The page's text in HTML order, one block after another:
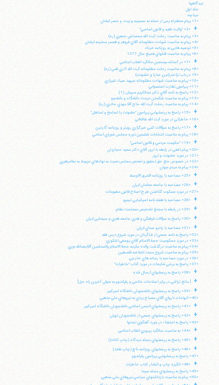
دیدگاهها
جلد اول
ديباچه:
«1» پيام معظم له پس از حمله به حسينيه و بيت، و حصر ايشان
+
«2» "ولايت فقيه و قانون اساسي"
«3» پيام به مناسبت رحلت آيت الله محمدتقي جعفري (ره)
«4» پيام به مناسبت شهادت مظلومانه آقاي فروهر و همسر محترمه ايشان
«5» توصيه هايي به روزنامه خرداد
«6» پيام به مناسبت قتلهاي فجيع سال 1377
+
«7» در آستانه بيستمين سالگرد انقلاب اسلامي
«8» پيام به مناسبت رحلت مظلومانه آيت الله آذري قمي (ره)
«9» در باب تزاحم (دين، مدارا و خشونت)
«10» پيام به مناسبت شهادت مظلومانه سپهبد صياد شيرازي
«11» پيرامون نظارت استصوابي
«12» پاسخ به نامه آقاي دكتر عبدالكريم سروش (1)
«13» پيام به مناسبت شكستن حرمت دانشگاه و دانشجو
«14» پپام به مناسبت رحلت آيت الله حاج آقا مهدي حائري (ره)
+
«15» پاسخ به پرسشهايي پيرامون "خشونت يا تسامح و تساهل"
«16» خاطراتي در مورد آيت الله طالقاني
+
«17» پاسخ به سؤالات كتبي خبرگزاري رويتر و روزنامه گاردين
«18» پيام به مناسبت انتخابات ششمين دوره مجلس شوراي اسلامي
+
«19» "حكومت مردمي و قانون اساسي"
«20» پيام تلفني در رابطه با ترور آقاي دكتر سعيد حجاريان
«21» در مورد خشونت و ترور
«22» در خصوص منع حق تحقيق و تفحص مجلس نسبت به نهادهاي مربوط به مقامرهبري
«24» پيام به مردم جهان
+ «25» مصاحبه با روزنامه الشرق الاوسط
+
«26» مصاحبه با جامعه معلمان ايران
«27» در مورد مسكوت گذاشتن طرح اصلاح قانون مطبوعات
+ «28» مصاحبه با هفته نامه اسپانيايي تيمپو
+ «29» در رابطه با مجمع تشخيص مصلحت نظام
+ «30» پاسخ به سؤالات فرهنگي و هنري جامعه هنري و سينمايي ايران
+
«31» مصاحبه با راديو صداي ايران
«32» پاسخ به نامه جمعي از شاگردان در مورد شروع درس فقه
«33» در مورد محكوميت حجة الاسلام آقاي يوسفي اشكوري
«34» پيام به مناسبت درگذشت والده مكرمه حجة الاسلام والمسلمين آقايعبدالله نوري
«35» پيام به مناسبت شروع مجدد انتفاضه فلسطين
«36» در مورد مصاحبه با رسانه هاي خارجي
«37» پاسخ به برخي شايعات در مورد كتاب "خاطرات"
+ «38» پاسخ به پرسشهاي ارسال شده
+ [ مانع تراشي در برابر اصلاحات خاتمي و رفراندوم به عنوان آخرين راه حل]
+
«39» پاسخ به پرسشهاي دانشجويان دانشگاه اميركبير
«40» اتهامات نارواي آقاي مصباح يزدي به نيروهاي ملي مذهبي
+ «41» پاسخ به پرسشهاي انجمن اسلامي دانشجويان دانشگاه اميركبير
+
«42» پاسخ به پرسشهاي جمعي از دانشجويان تهران
«43» پاسخ به استفتاء در مورد گفتگوي تمدنها
+ «44» به مناسبت سالگرد پيروزي انقلاب اسلامي
+ «45» پاسخ به پرسشهاي مجله ديدگاه (چاپ كانادا)
+
«46» پاسخ به پرسشهاي روزنامه داچ (چاپ هلند)
«47» پاسخ به پرسشهايي پيرامون رفراندوم
+
«48» انگيزه چاپ و انتشار كتاب خاطرات
«49» پاسخ به پرسشهاي مجله سيما
«50» پيام به مناسبت بازداشتهاي سياسي نيروهاي ملي مذهبي